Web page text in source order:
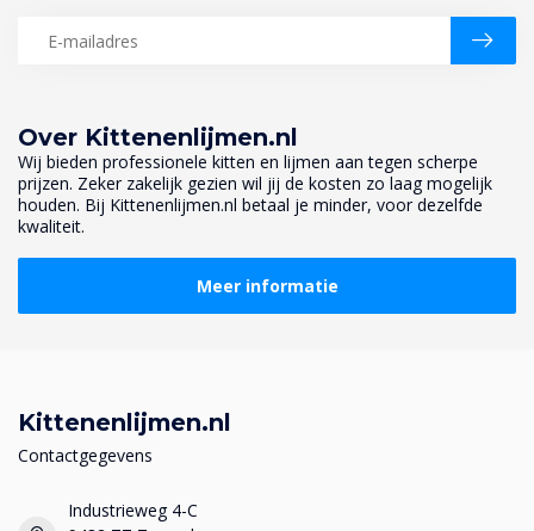
Over Kittenenlijmen.nl
Wij bieden professionele kitten en lijmen aan tegen scherpe
prijzen. Zeker zakelijk gezien wil jij de kosten zo laag mogelijk
houden. Bij Kittenenlijmen.nl betaal je minder, voor dezelfde
kwaliteit.
Meer informatie
Kittenenlijmen.nl
Contactgegevens
Industrieweg 4-C